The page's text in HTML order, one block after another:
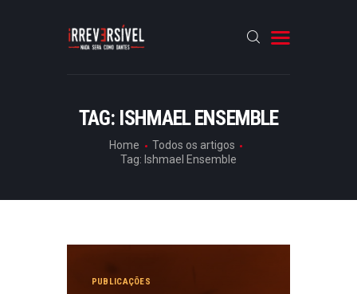
TAG: ISHMAEL ENSEMBLE
Home
Todos os artigos
Tag: Ishmael Ensemble
HOME
CRÓNICAS
ENTREVISTAS
RUBRICAS
PUBLICAÇÕES